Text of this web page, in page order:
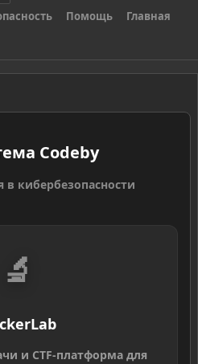
Помощь Главная
Codeby
в кибербезопасности
🔬
и CTF-платформа для